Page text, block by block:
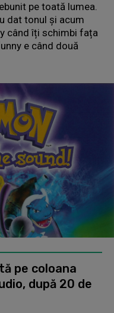
pe toată lumea.
dat tonul și acum
când îți schimbi fața
e când două
pe coloana
după 20 de